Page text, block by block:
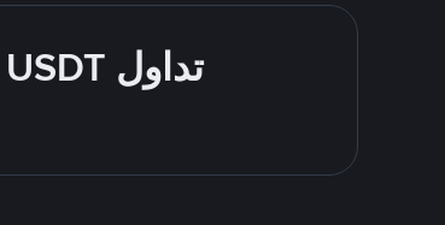
تداول USDT بسهولة - قُم بالشراء والبيع باستخدام طرقك المُفضّلة للدفع